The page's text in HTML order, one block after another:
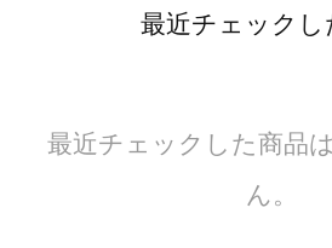
最近チェックし
最近チェックした商品
ん。